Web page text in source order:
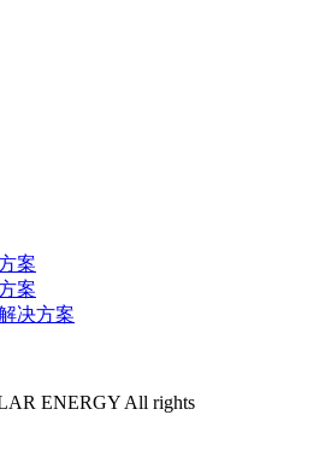
案
案
决方案
ENERGY All rights